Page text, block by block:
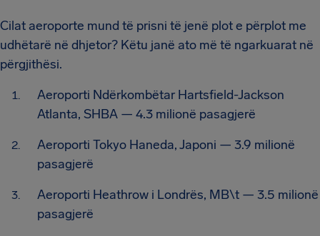
Cilat aeroporte mund të prisni të jenë plot e përplot me
udhëtarë në dhjetor? Këtu janë ato më të ngarkuarat në
përgjithësi.
Aeroporti Ndërkombëtar Hartsfield-Jackson
Atlanta, SHBA — 4.3 milionë pasagjerë
Aeroporti Tokyo Haneda, Japoni — 3.9 milionë
pasagjerë
Aeroporti Heathrow i Londrës, MB\t — 3.5 milionë
pasagjerë